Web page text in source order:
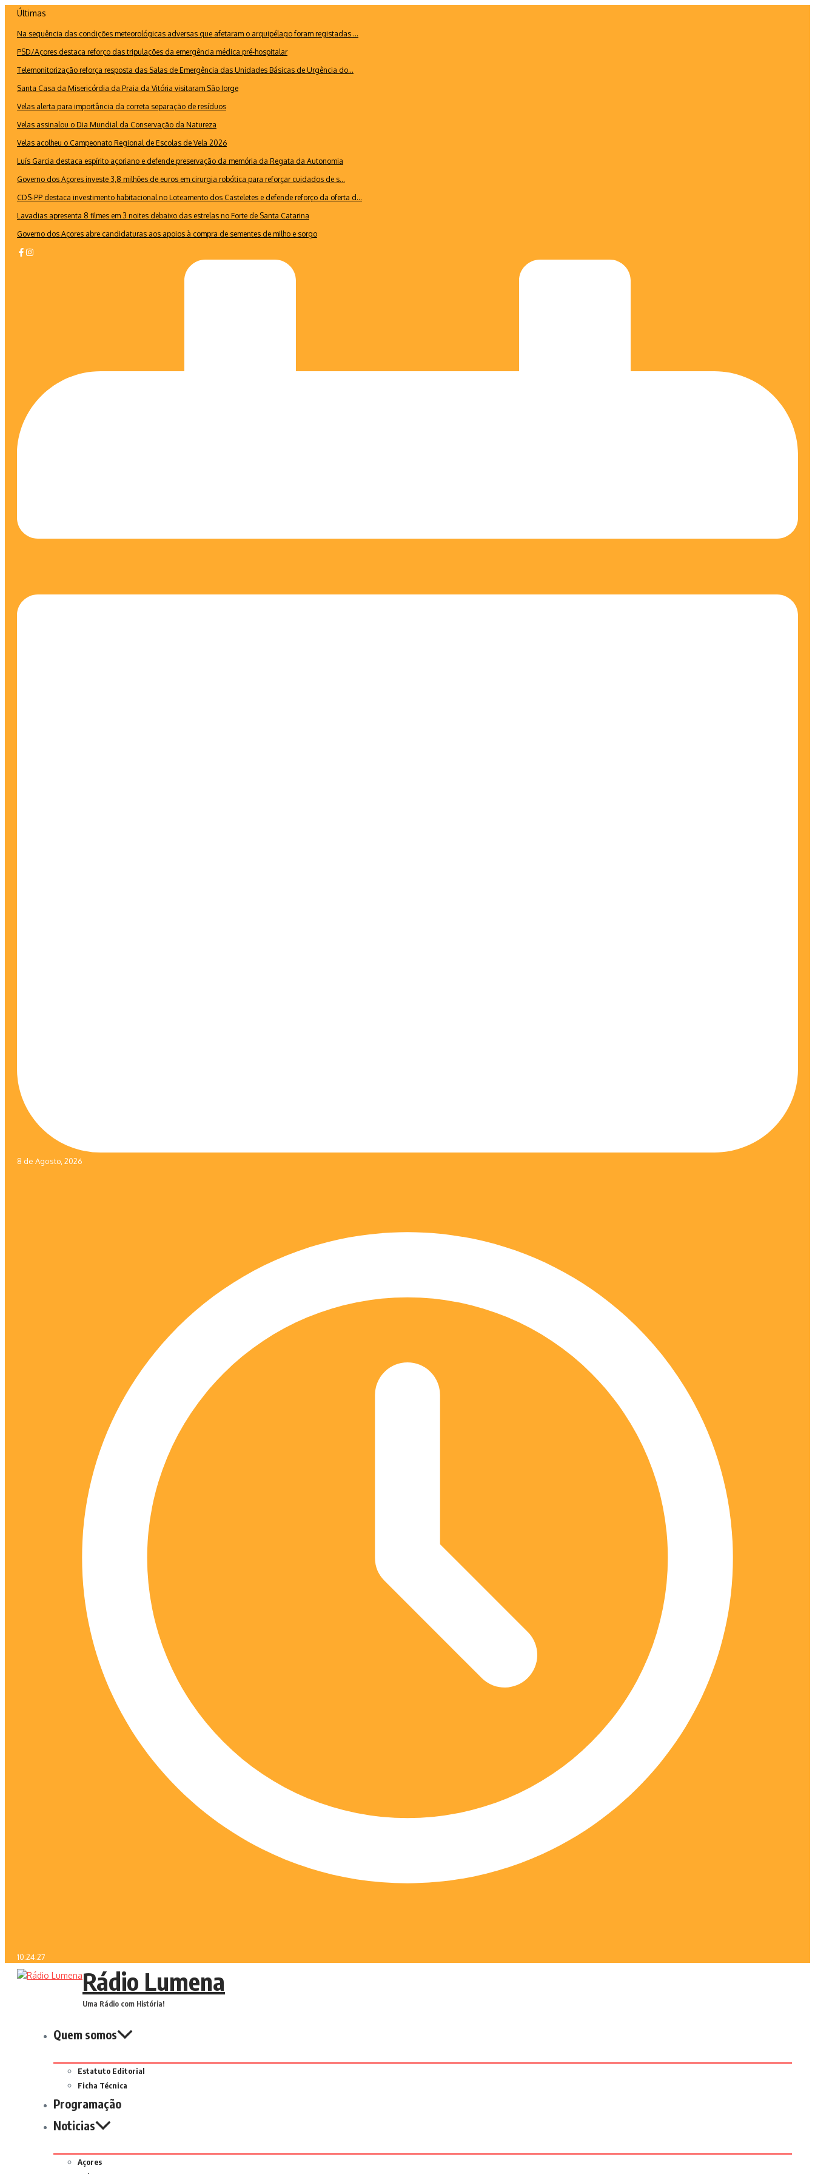
conteúdo
Últimas
Na sequência das condições meteorológicas adversas que afetaram o arquipélago foram registadas ...
PSD/Açores destaca reforço das tripulações da emergência médica pré-hospitalar
Telemonitorização reforça resposta das Salas de Emergência das Unidades Básicas de Urgência do...
Santa Casa da Misericórdia da Praia da Vitória visitaram São Jorge
Velas alerta para importância da correta separação de resíduos
Velas assinalou o Dia Mundial da Conservação da Natureza
Velas acolheu o Campeonato Regional de Escolas de Vela 2026
Luís Garcia destaca espírito açoriano e defende preservação da memória da Regata da Autonomia
Governo dos Açores investe 3,8 milhões de euros em cirurgia robótica para reforçar cuidados de s...
CDS-PP destaca investimento habitacional no Loteamento dos Casteletes e defende reforço da oferta d...
Lavadias apresenta 8 filmes em 3 noites debaixo das estrelas no Forte de Santa Catarina
Governo dos Açores abre candidaturas aos apoios à compra de sementes de milho e sorgo
8 de Agosto, 2026
10:24:27
Rádio Lumena
Uma Rádio com História!
Quem somos
Estatuto Editorial
Ficha Técnica
Programação
Noticias
Açores